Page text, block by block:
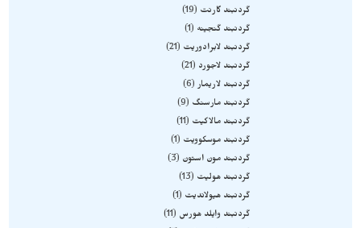
گردنبند گارنت
19
گردنبند گنجینه
1
گردنبند لابرادوریت
21
گردنبند لاجورد
21
گردنبند لاریمار 6
گردنبند مارسنگ
9
گردنبند مالاکیت
11
گردنبند موسکوویت
1
گردنبند مون استون
3
گردنبند هولیت
13
گردنبند هیولاندیت
1
گردنبند وایلد هورس
11